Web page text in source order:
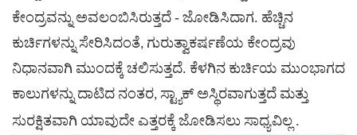
ಕೇಂದ್ರವನ್ನುಅವಲಂಬಿಸಿರುತ್ತದೆ - ಜೋಡಿಸಿದಾಗ. ಹೆಚ್ಚಿನ
ಕುರ್ಚಿಗಳನ್ನು ಸೇರಿಸಿದಂತೆ, ಗುರುತ್ವಾಕರ್ಷಣೆಯ ಕೇಂದ್ರವು
ನಿಧಾನವಾಗಿ ಮುಂದಕ್ಕೆ ಚಲಿಸುತ್ತದೆ. ಕೆಳಗಿನ ಕುರ್ಚಿಯ ಮುಂಭಾಗದ
ಕಾಲುಗಳನ್ನು ದಾಟಿದ ನಂತರ, ಸ್ಟ್ಯಾಕ್ ಅಸ್ಥಿರವಾಗುತ್ತದೆ ಮತ್ತು
ಸುರಕ್ಷಿತವಾಗಿ ಯಾವುದೇ ಎತ್ತರಕ್ಕೆ ಜೋಡಿಸಲು ಸಾಧ್ಯವಿಲ್ಲ .